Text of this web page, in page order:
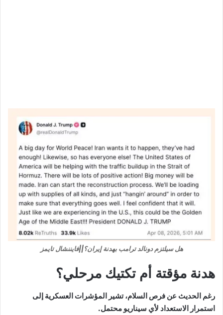
هل سيلتزم دونالد ترامب بهدنة إيران؟||فايننشال تايمز
هدنة مؤقتة أم تكتيك مرحلي؟
رغم الحديث عن فرص السلام، تشير المؤشرات العسكرية إلى
استمرار الاستعداد لأي سيناريو محتمل.